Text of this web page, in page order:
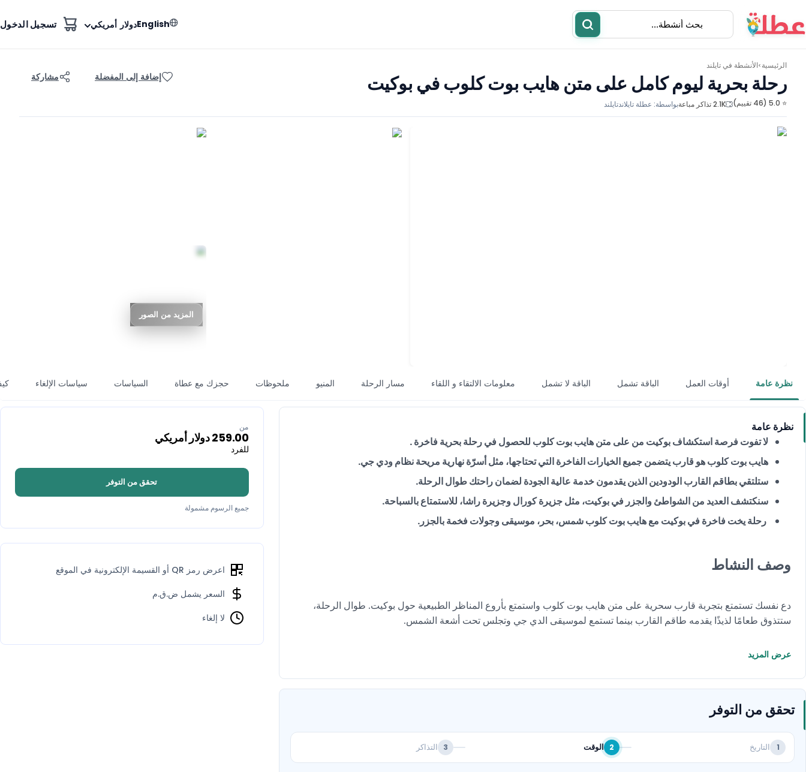
Englishدولار أمريكي تسجيل الدخول
أنشطة مطاعم
الرئيسية >الأنشطة فيتايلند
رحلة بحرية ليوم كامل على متن هايب بوت كلوب في بوكيت
⭐ 5.0 (46 تقييم) 2.1K تذاكر مباعة بواسطة: عطلة تايلاندتايلند
إضافة إلى المفضلة مشاركة
المزيد من الصور
نظرة عامة أوقات العمل الباقة تشمل الباقة لا تشمل معلومات الالتقاء و اللقاء مسار الرحلة المنيو ملحوظات حجزك مع عطاة السياسات سياسات الإلغاء
نظرة عامة
لا تفوت فرصة استكشاف بوكيت من على متن هايب بوت كلوب للحصول في رحلة بحرية فاخرة .
هايب بوت كلوب هو قارب يتضمن جميع الخيارات الفاخرة التي تحتاجها، مثل أسرّة نهارية مريحة نظام ودي جي.
ستلتقي بطاقم القارب الودودين الذين يقدمون خدمة عالية الجودة لضمان راحتك طوال الرحلة.
سنكتشف العديد من الشواطئ والجزر في بوكيت، مثل جزيرة كورال وجزيرة راشا، للاستمتاع بالسباحة.
رحلة يخت فاخرة في بوكيت مع هايب بوت كلوب شمس، بحر، موسيقى وجولات فخمة بالجزر.
وصف النشاط
دع نفسك تستمتع بتجربة قارب سحرية على متن هايب بوت كلوب واستمتع بأروع المناظر الطبيعية حول بوكيت. طوال الرحلة،
ستتذوق طعامًا لذيذًا يقدمه طاقم القارب بينما تستمع لموسيقى الدي جي وتجلس تحت أشعة الشمس.
عرض المزيد
تحقق من التوفر
1 التاريخ 2 الوقت 3 التذاكر
من
259.00دولار أمريكي
للفرد
تحقق من التوفر
جميع الرسوم مشمولة
اعرض رمز QR أو القسيمة الإلكترونية في الموقع
السعر يشمل ض.ق.م
لا إلغاء